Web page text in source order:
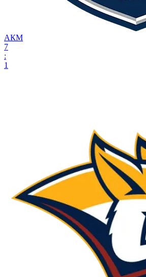
АКМ
7
:
1